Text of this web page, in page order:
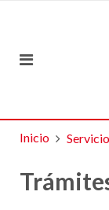
Inicio